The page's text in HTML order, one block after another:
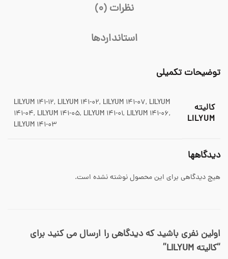
نظرات (0)
استانداردها
توضیحات تکمیلی
کالیته
LILYUM
LILYUM 141-12, LILYUM 141-02, LILYUM 141-07, LILYUM
141-04, LILYUM 141-05, LILYUM 141-01, LILYUM 141-06,
LILYUM 141-03
دیدگاهها
هیچ دیدگاهی برای این محصول نوشته نشده است.
اولین نفری باشید که دیدگاهی را ارسال می کنید برای
“کالیته LILYUM”